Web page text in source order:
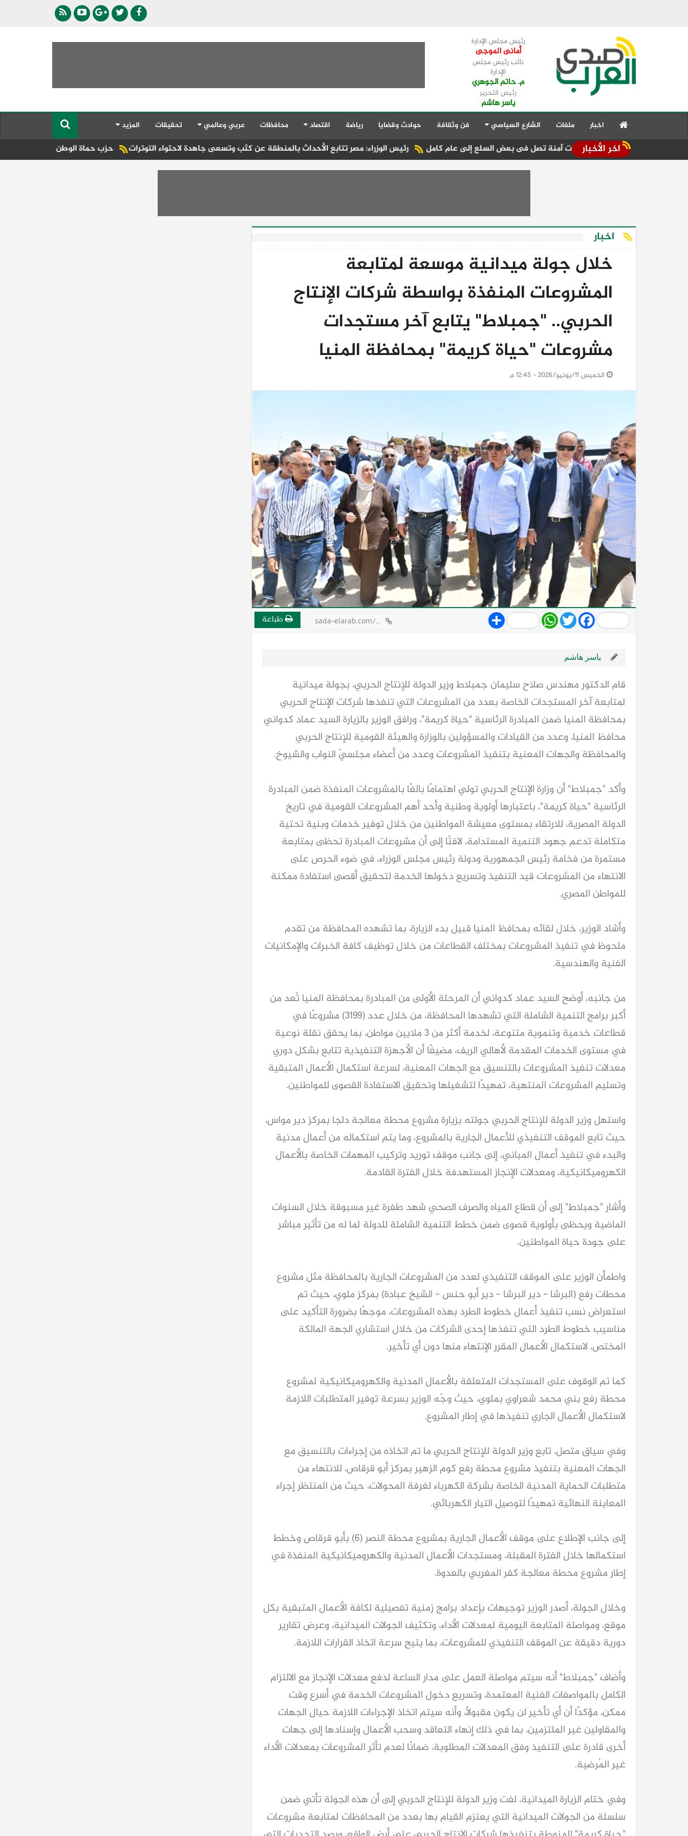
رئيس مجلس الإدارة
أمانى الموجى
نائب رئيس مجلس
الإدارة
م. حاتم الجوهري
رئيس التحرير
ياسر هاشم
اخبار ملفات الشارع السياسي فن وثقافة حوادث وقضايا رياضة اقتصاد محافظات عربي وعالمي تحقيقات المزيد
اخر الأخبار حزب حماة الوطن بكفر الشيخ يكرّم البطلة رئيس الوزراء: مصر تتابع الأحداث بالمنطقة عن كثب وتسعى جاهدة لاحتواء التوترات مخزون سلعى لفترات آمنة تصل فى بعض السلع إلى عام كامل
اخبار
خلال جولة ميدانية موسعة لمتابعة
المشروعات المنفذة بواسطة شركات الإنتاج
الحربي.. "جمبلاط" يتابع آخر مستجدات
مشروعات "حياة كريمة" بمحافظة المنيا
الخميس 11/يونيو/2026 - 12:45 م
Share WhatsApp
TwitterFacebook طباعة sada-elarab.com/809369
ياسر هاشم
قام الدكتور مهندس صلاح سليمان جمبلاط وزير الدولة للإنتاج الحربي، بجولة ميدانية
لمتابعة آخر المستجدات الخاصة بعدد من المشروعات التي تنفذها شركات الإنتاج الحربي
بمحافظة المنيا ضمن المبادرة الرئاسية "حياة كريمة"، ورافق الوزير بالزيارة السيد عماد كدواني
محافظ المنيا، وعدد من القيادات والمسؤولين بالوزارة والهيئة القومية للإنتاج الحربي
والمحافظة والجهات المعنية بتنفيذ المشروعات وعدد من أعضاء مجلسيّ النواب والشيوخ.
وأكد "جمبلاط" أن وزارة الإنتاج الحربي تولي اهتمامًا بالغًا بالمشروعات المنفذة ضمن المبادرة
الرئاسية "حياة كريمة"، باعتبارها أولوية وطنية وأحد أهم المشروعات القومية في تاريخ
الدولة المصرية، للارتقاء بمستوى معيشة المواطنين من خلال توفير خدمات وبنية تحتية
متكاملة تدعم جهود التنمية المستدامة، لافتًا إلى أن مشروعات المبادرة تحظى بمتابعة
مستمرة من فخامة رئيس الجمهورية ودولة رئيس مجلس الوزراء، في ضوء الحرص على
الانتهاء من المشروعات قيد التنفيذ وتسريع دخولها الخدمة لتحقيق أقصى استفادة ممكنة
للمواطن المصري.
وأشاد الوزير، خلال لقائه بمحافظ المنيا قبيل بدء الزيارة، بما تشهده المحافظة من تقدم
ملحوظ في تنفيذ المشروعات بمختلف القطاعات من خلال توظيف كافة الخبرات والإمكانيات
الفنية والهندسية.
من جانبه، أوضح السيد عماد كدواني أن المرحلة الأولى من المبادرة بمحافظة المنيا تُعد من
أكبر برامج التنمية الشاملة التي تشهدها المحافظة، من خلال عدد (3199) مشروعًا في
قطاعات خدمية وتنموية متنوعة، لخدمة أكثر من 3 ملايين مواطن، بما يحقق نقلة نوعية
في مستوى الخدمات المقدمة لأهالي الريف، مضيفًا أن الأجهزة التنفيذية تتابع بشكل دوري
معدلات تنفيذ المشروعات بالتنسيق مع الجهات المعنية، لسرعة استكمال الأعمال المتبقية
وتسليم المشروعات المنتهية، تمهيدًا لتشغيلها وتحقيق الاستفادة القصوى للمواطنين.
واستهل وزير الدولة للإنتاج الحربي جولته بزيارة مشروع محطة معالجة دلجا بمركز دير مواس،
حيث تابع الموقف التنفيذي للأعمال الجارية بالمشروع، وما يتم استكماله من أعمال مدنية
والبدء في تنفيذ أعمال المباني، إلى جانب موقف توريد وتركيب المهمات الخاصة بالأعمال
الكهروميكانيكية، ومعدلات الإنجاز المستهدفة خلال الفترة القادمة.
وأشار "جمبلاط" إلى أن قطاع المياه والصرف الصحي شهد طفرة غير مسبوقة خلال السنوات
الماضية ويحظى بأولوية قصوى ضمن خطط التنمية الشاملة للدولة لما له من تأثير مباشر
على جودة حياة المواطنين.
واطمأن الوزير على الموقف التنفيذي لعدد من المشروعات الجارية بالمحافظة مثل مشروع
محطات رفع (البرشا - دير البرشا - دير أبو حنس - الشيخ عبادة) بمركز ملوي، حيث تم
استعراض نسب تنفيذ أعمال خطوط الطرد بهذه المشروعات، موجهًا بضرورة التأكيد على
مناسيب خطوط الطرد التي تنفذها إحدى الشركات من خلال استشاري الجهة المالكة
المختص، لاستكمال الأعمال المقرر الإنتهاء منها دون أي تأخير.
كما تم الوقوف على المستجدات المتعلقة بالأعمال المدنية والكهروميكانيكية لمشروع
محطة رفع بني محمد شعراوي بملوي، حيث وجّه الوزير بسرعة توفير المتطلبات اللازمة
لاستكمال الأعمال الجاري تنفيذها في إطار المشروع.
وفي سياق متصل، تابع وزير الدولة للإنتاج الحربي ما تم اتخاذه من إجراءات بالتنسيق مع
الجهات المعنية بتنفيذ مشروع محطة رفع كوم الزهير بمركز أبو قرقاص، للانتهاء من
متطلبات الحماية المدنية الخاصة بشركة الكهرباء لغرفة المحولات، حيث من المنتظر إجراء
المعاينة النهائية تمهيدًا لتوصيل التيار الكهربائي.
إلى جانب الإطلاع على موقف الأعمال الجارية بمشروع محطة النصر (6) بأبو قرقاص وخطط
استكمالها خلال الفترة المقبلة، ومستجدات الأعمال المدنية والكهروميكانيكية المنفذة في
إطار مشروع محطة معالجة كفر المغربي بالعدوة.
وخلال الجولة، أصدر الوزير توجيهات بإعداد برامج زمنية تفصيلية لكافة الأعمال المتبقية بكل
موقع، ومواصلة المتابعة اليومية لمعدلات الأداء، وتكثيف الجولات الميدانية، وعرض تقارير
دورية دقيقة عن الموقف التنفيذي للمشروعات، بما يتيح سرعة اتخاذ القرارات اللازمة.
وأضاف "جمبلاط" أنه سيتم مواصلة العمل على مدار الساعة لدفع معدلات الإنجاز مع الالتزام
الكامل بالمواصفات الفنية المعتمدة، وتسريع دخول المشروعات الخدمة في أسرع وقت
ممكن، مؤكدًا أن أي تأخير لن يكون مقبولًا، وأنه سيتم اتخاذ الإجراءات اللازمة حيال الجهات
والمقاولين غير الملتزمين، بما في ذلك إنهاء التعاقد وسحب الأعمال وإسنادها إلى جهات
أخرى قادرة على التنفيذ وفق المعدلات المطلوبة، ضمانًا لعدم تأثر المشروعات بمعدلات الأداء
غير المُرضية.
وفي ختام الزيارة الميدانية، لفت وزير الدولة للإنتاج الحربي إلى أن هذه الجولة تأتي ضمن
سلسلة من الجولات الميدانية التي يعتزم القيام بها بعدد من المحافظات لمتابعة مشروعات